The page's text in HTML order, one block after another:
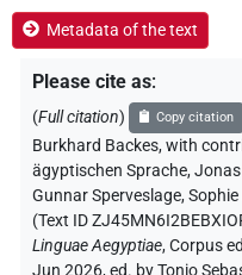
Metadata of the text
Please cite as:
(Full citation) Copy citation
Burkhard Backes,with
ägyptischen Sprache,
Gunnar Sperveslage,
(Text ID
Linguae Aegyptiae,Corpus
Jun 2026, ed. by Tonio